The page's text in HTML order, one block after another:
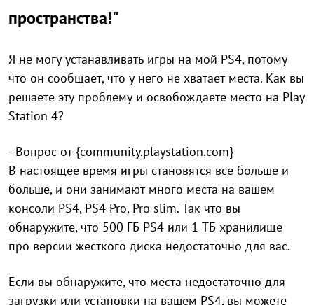
пространства!"
Я не могу устанавливать игры на мой PS4, потому
что он сообщает, что у него не хватает места. Как вы
решаете эту проблему и освобождаете место на Play
Station 4?
- Вопрос от {community.playstation.com}
В настоящее время игры становятся все больше и
больше, и они занимают много места на вашем
консоли PS4, PS4 Pro, Pro slim. Так что вы
обнаружите, что 500 ГБ PS4 или 1 ТБ хранилище
про версии жесткого диска недостаточно для вас.
Если вы обнаружите, что места недостаточно для
загрузки или установки на вашем PS4, вы можете